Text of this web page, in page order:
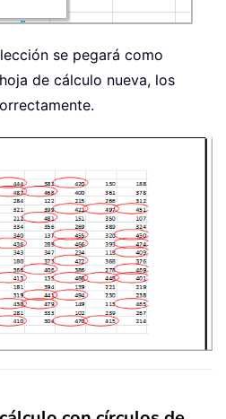
se pegará como
de cálculo nueva, los